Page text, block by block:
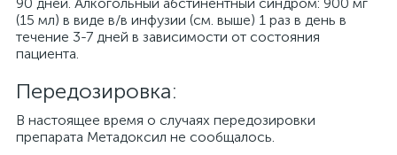
(15 мл) в виде в/в инфузии (см. выше) 1 раз в день в
течение 3-7 дней в зависимости от состояния
пациента.
Передозировка:
В настоящее время о случаях передозировки
препарата Метадоксил не сообщалось.